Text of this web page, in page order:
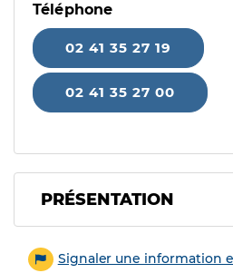
Téléphone
02 41 35 27 19
02 41 35 27 00
PRÉSENTATION
Signaler une information